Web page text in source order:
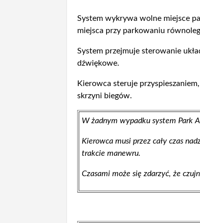
System wykrywa wolne miejsce
miejsca przy parkowaniu
System przejmuje sterowanie
dźwiękowe.
Kierowca steruje
skrzyni biegów.
W żadnym wypadku system Park
Kierowca musi przez cały czas
trakcie manewru.
Czasami może się zdarzyć, że